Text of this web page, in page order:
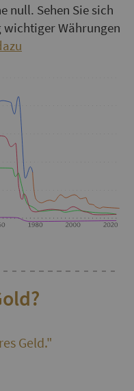
null. Sehen Sie sich
Währungen
Geld."